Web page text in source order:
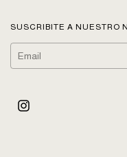
SUSCRIBITE A NUESTRO